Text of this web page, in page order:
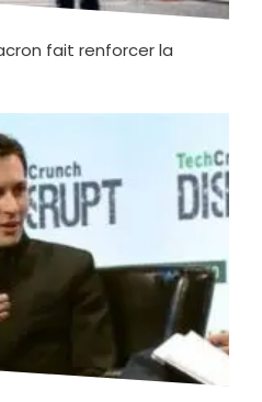
fait renforcer la